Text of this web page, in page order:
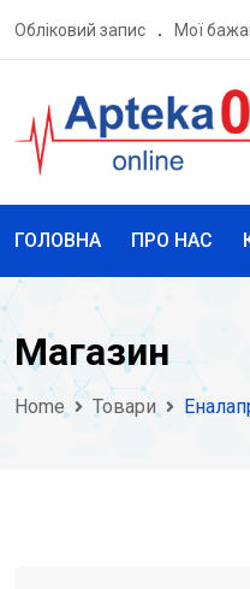
Обліковий запис Мої
ГОЛОВНА ПРО НАС
Магазин
Home Товари